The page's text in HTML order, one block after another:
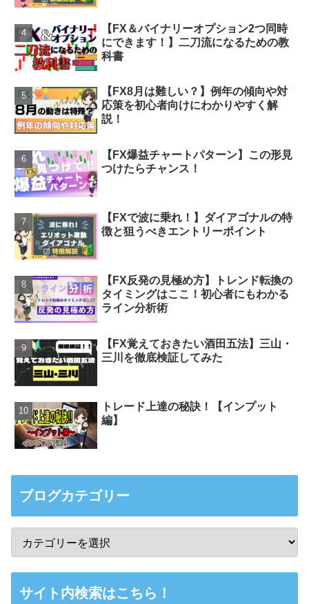
【FX＆バイナリーオプション2つ同時
にできます！】二刀流になるための教
科書
【FX8月は難しい？】例年の傾向や対
応策を初心者向けにわかりやすく解
説！
【FX爆益チャートパターン】この形見
つけたらチャンス！
【FXで波に乗れ！】ダイアゴナルの特
徴と狙うべきエントリーポイント
【FX反発の見極め方】トレンド転換の
タイミングはここ！初心者にもわかる
ライン分析術
【FX覚えておきたい酒田五法】三山・
三川を徹底検証してみた
トレード上達の秘訣！【インプット
編】
ブログカテゴリー
サイト内検索はこちら！